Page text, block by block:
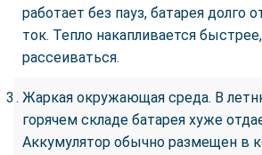
работает без пауз, батарея долго
ток. Тепло накапливается
рассеиваться.
Жаркая окружающая среда. В
горячем складе батарея хуже
Аккумулятор обычно размещен в